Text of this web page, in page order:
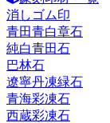
消しゴム印
青田青白章石
純白青田石
巴林石
遼寧丹凍緑石
青海彩凍石
西蔵彩凍石